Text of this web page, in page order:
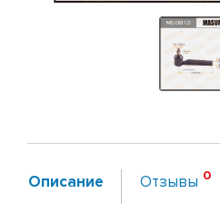
Описание Отзывы